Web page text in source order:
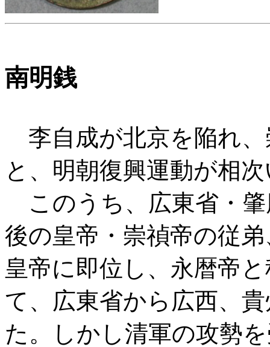
南明銭
李自成が北京を陥れ
と、明朝復興運動が相
このうち、広東省・肇
後の皇帝・崇禎帝の従
皇帝に即位し、永暦帝
て、広東省から広西、
た。しかし清軍の攻勢